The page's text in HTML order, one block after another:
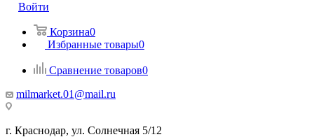
Войти
Корзина0
Избранные товары0
Сравнение товаров0
milmarket.01@mail.ru
г. Краснодар, ул. Солнечная 5/12